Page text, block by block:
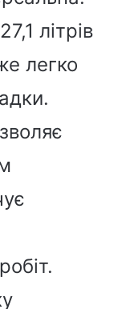
літрів
легко